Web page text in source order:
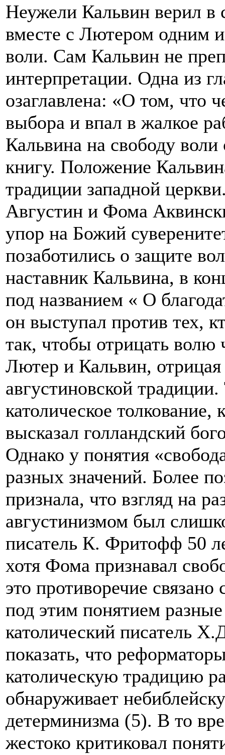
Неужели Кальвин верил в
вместе с Лютером одним
воли. Сам Кальвин не
интерпретации. Одна из
озаглавлена: «О том, что
выбора и впал в жалкое
Кальвина на свободу
книгу. Положение
традиции западной
Августин и Фома
упор на Божий
позаботились о защите
наставник Кальвина, в
под названием « О
он выступал против тех,
так, чтобы отрицать волю
Лютер и Кальвин,
августиновской
католическое
высказал голландский
Однако у понятия
разных значений. Более
признала, что взгляд на
августинизмом был
писатель К. Фритофф 50
хотя Фома признавал
это противоречие
под этим понятием
католический писатель
показать, что
католическую традицию
обнаруживает
детерминизма (5). В то
жестоко критиковал